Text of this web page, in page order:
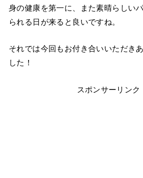
身の健康を第一に、また素晴らしい
られる日が来ると良いですね。
それでは今回もお付き合いいただき
した！
スポンサーリンク